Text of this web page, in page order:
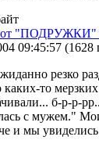
"ПОДРУЖКИ" -
09:45:57 (1628
резко
то
б-р-р-
с мужем."
и мы